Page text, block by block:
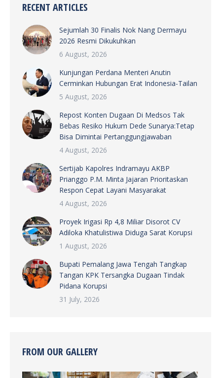
RECENT ARTICLES
Sejumlah 30 Finalis Nok Nang Dermayu
2026 Resmi Dikukuhkan
6 August, 2026
Kunjungan Perdana Menteri Anutin
Cerminkan Hubungan Erat Indonesia-Tailan
5 August, 2026
Repost Konten Dugaan Di Medsos Tak
Bebas Resiko Hukum Dede Sunarya:Tetap
Bisa Dimintai Pertanggungjawaban
4 August, 2026
Sertijab Kapolres Indramayu AKBP
Prianggo P.M. Minta Jajaran Prioritaskan
Respon Cepat Layani Masyarakat
4 August, 2026
Proyek Irigasi Rp 4,8 Miliar Disorot CV
Adiloka Khatulistiwa Diduga Sarat Korupsi
1 August, 2026
Bupati Pemalang Jawa Tengah Tangkap
Tangan KPK Tersangka Dugaan Tindak
Pidana Korupsi
31 July, 2026
FROM OUR GALLERY